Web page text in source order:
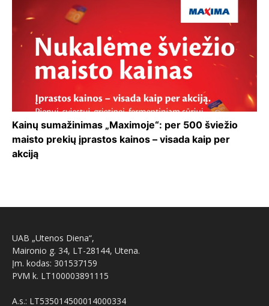
Kainų sumažinimas „Maximoje“: per 500 šviežio
maisto prekių įprastos kainos – visada kaip per
akciją
UAB „Utenos Diena“,
Maironio g. 34, LT-28144, Utena.
Įm. kodas: 301537159
PVM k. LT100003891115
A.s.: LT535014500014000334